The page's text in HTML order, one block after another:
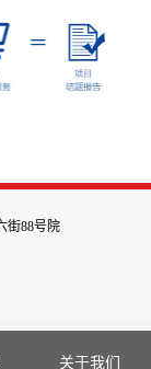
街88号院
关于我们